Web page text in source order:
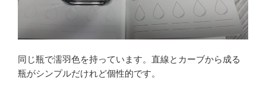
同じ瓶で濡羽色を持っています。直線とカーブから成る
瓶がシンプルだけれど個性的です。